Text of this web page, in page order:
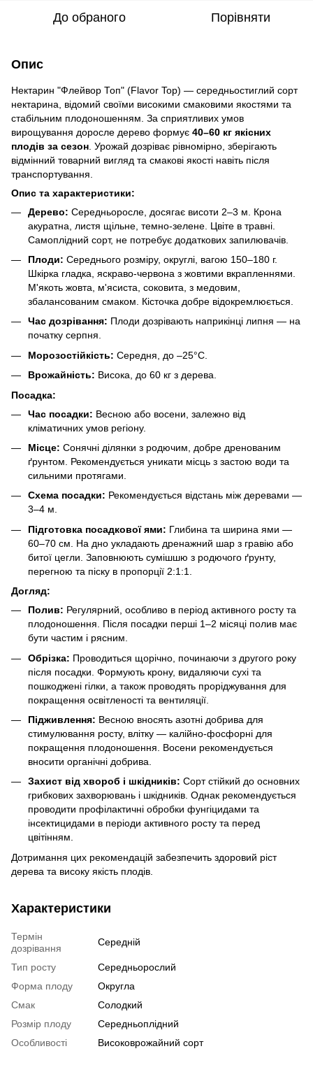
До обраного Порівняти
Опис
Нектарин "Флейвор Топ" (Flavor Top) — середньостиглий сорт
нектарина, відомий своїми високими смаковими якостями та
стабільним плодоношенням. За сприятливих умов
вирощування доросле дерево формує 40–60 кг якісних
плодів за сезон . Урожай дозріває рівномірно, зберігають
відмінний товарний вигляд та смакові якості навіть після
транспортування.
Опис та характеристики:
Дерево: Середньоросле, досягає висоти 2–3 м. Крона
акуратна, листя щільне, темно-зелене. Цвіте в травні.
Самоплідний сорт, не потребує додаткових запилювачів.
Плоди: Середнього розміру, округлі, вагою 150–180 г.
Шкірка гладка, яскраво-червона з жовтими вкрапленнями.
М'якоть жовта, м'ясиста, соковита, з медовим,
збалансованим смаком. Кісточка добре відокремлюється.
Час дозрівання: Плоди дозрівають наприкінці липня — на
початку серпня.
Морозостійкість: Середня, до –25°C.
Врожайність: Висока, до 60 кг з дерева.
Посадка:
Час посадки: Весною або восени, залежно від
кліматичних умов регіону.
Місце: Сонячні ділянки з родючим, добре дренованим
ґрунтом. Рекомендується уникати місць з застою води та
сильними протягами.
Схема посадки: Рекомендується відстань між деревами —
3–4 м.
Підготовка посадкової ями: Глибина та ширина ями —
60–70 см. На дно укладають дренажний шар з гравію або
битої цегли. Заповнюють сумішшю з родючого ґрунту,
перегною та піску в пропорції 2:1:1.
Догляд:
Полив: Регулярний, особливо в період активного росту та
плодоношення. Після посадки перші 1–2 місяці полив має
бути частим і рясним.
Обрізка: Проводиться щорічно, починаючи з другого року
після посадки. Формують крону, видаляючи сухі та
пошкоджені гілки, а також проводять проріджування для
покращення освітленості та вентиляції.
Підживлення: Весною вносять азотні добрива для
стимулювання росту, влітку — калійно-фосфорні для
покращення плодоношення. Восени рекомендується
вносити органічні добрива.
Захист від хвороб і шкідників: Сорт стійкий до основних
грибкових захворювань і шкідників. Однак рекомендується
проводити профілактичні обробки фунгіцидами та
інсектицидами в періоди активного росту та перед
цвітінням.
Дотримання цих рекомендацій забезпечить здоровий ріст
дерева та високу якість плодів.
Характеристики
Термін
дозрівання
Середній
Тип росту
Середньорослий
Форма плоду
Округла
Смак
Солодкий
Розмір плоду
Середньоплідний
Особливості
Високоврожайний сорт